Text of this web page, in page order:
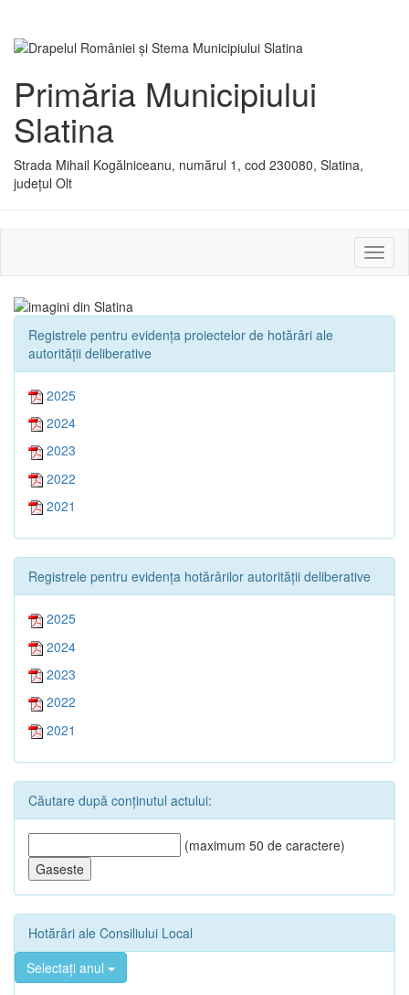
Primăria Municipiului
Slatina
Strada Mihail Kogălniceanu, numărul 1, cod 230080, Slatina,
județul Olt
sau
Registrele pentru evidența proiectelor de hotărâri ale
autorității deliberative
2025
2024
2023
2022
2021
Registrele pentru evidența hotărârilor autorității deliberative
2025
2024
2023
2022
2021
Căutare după conținutul actului:
(maximum 50 de caractere)
Hotărâri ale Consiliului Local
Selectați anul